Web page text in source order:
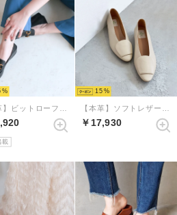
【本革】ビットローファーバブーシュ （ブラック）
載
15
【本革】ソフトレザーアクセントバブーシュ （エクリュ）
￥17,930